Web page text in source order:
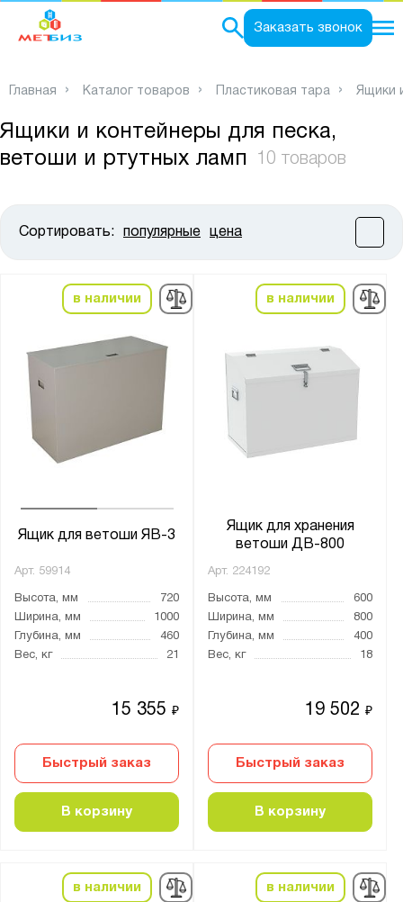
Заказать звонок
Главная Каталог товаров Пластиковая тара Ящики
Ящики и контейнеры для песка,
ветоши и ртутных ламп
10 товаров
Сортировать: популярные цена
в наличии
Ящик для ветоши ЯВ-3
Арт. 59914
Высота, мм
720
Ширина, мм
1000
Глубина, мм
460
Вес, кг
21
15 355₽
Быстрый заказ
В корзину
в наличии
Ящик для хранения
ветоши ДВ-800
Арт. 224192
Высота, мм
600
Ширина, мм
800
Глубина, мм
400
Вес, кг
18
19 502₽
Быстрый заказ
В корзину
в наличии в наличии
до
Количество полок, шт.:
Толщина:
Материал:
Страна производства:
Производитель: